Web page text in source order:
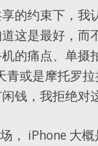
的约束下，
这是最好，而
的痛点、单摄
青或是摩托罗
钱，我拒绝对
， iPhone 大